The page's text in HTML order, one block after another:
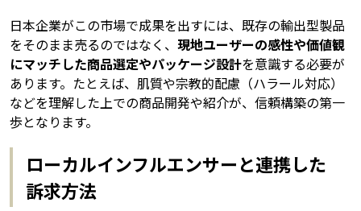
日本企業がこの市場で成果を出すには、既存の輸出型製品
をそのまま売るのではなく、 現地ユーザーの感性や価値観
にマッチした商品選定やパッケージ設計を意識する必要が
あります。たとえば、肌質や宗教的配慮（ハラール対応）
などを理解した上での商品開発や紹介が、信頼構築の第一
歩となります。
ローカルインフルエンサーと連携した
訴求方法